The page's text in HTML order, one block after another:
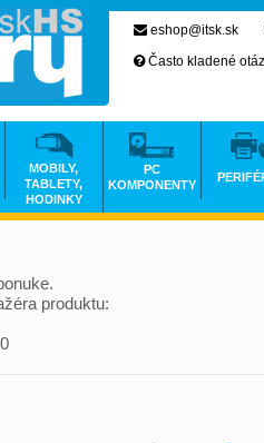
produktu:
eshop@itsk.sk
Často kladené
MOBILY,
TABLETY,
HODINKY
PC
KOMPONENTY